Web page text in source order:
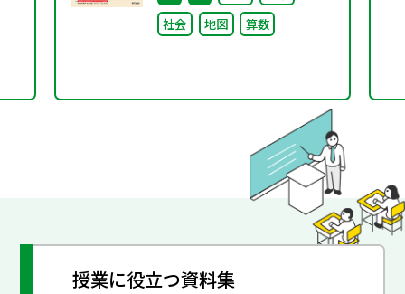
社会
地図 算数
授業に役立つ資料集